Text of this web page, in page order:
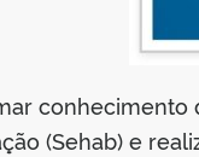
conhecimento
(Sehab) e